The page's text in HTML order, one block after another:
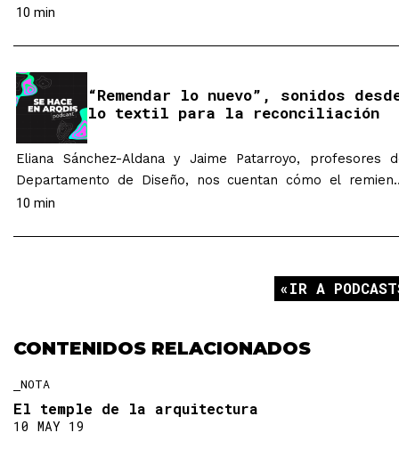
del Departamento de Arquitectura, ofrecieron la
por acercar a los estudiantes a los lugares que
patrimonio de nuestra…
10 min
“Remendar lo nuevo”, sonidos
lo textil para la reconciliación
Eliana Sánchez-Aldana y Jaime Patarroyo, profesores
Departamento de Diseño, nos cuentan cómo el
textil, acompañado de elementos tecnológicos, es
del que podemos apreciar todos sur frutos en distintas…
10 min
IR A
CONTENIDOS RELACIONADOS
NOTA
El temple de la arquitectura
10 MAY 19